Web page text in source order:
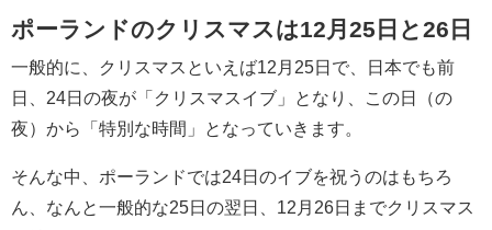
ポーランドのクリスマスは12月25日と26日
一般的に、クリスマスといえば12月25日で、日本でも前
日、24日の夜が「クリスマスイブ」となり、この日（の
夜）から「特別な時間」となっていきます。
そんな中、ポーランドでは24日のイブを祝うのはもちろ
ん、なんと一般的な25日の翌日、12月26日までクリスマス